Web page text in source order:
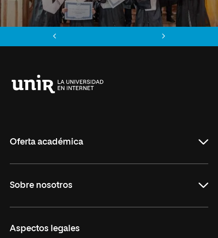
Oferta académica
Másteres Oficiales
Doctorados
Sobre nosotros
Facultades
Aspectos legales